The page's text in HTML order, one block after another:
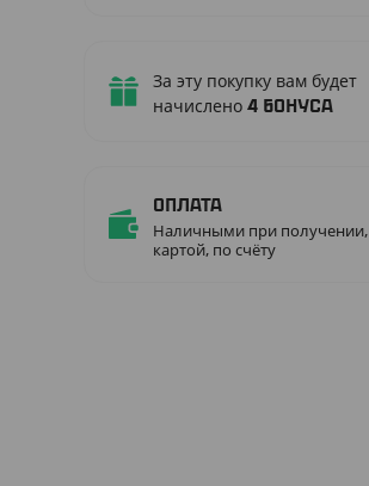
За эту покупку вам будет
начислено 4 бонуса
Оплата
Наличными при получении,
картой, по счёту